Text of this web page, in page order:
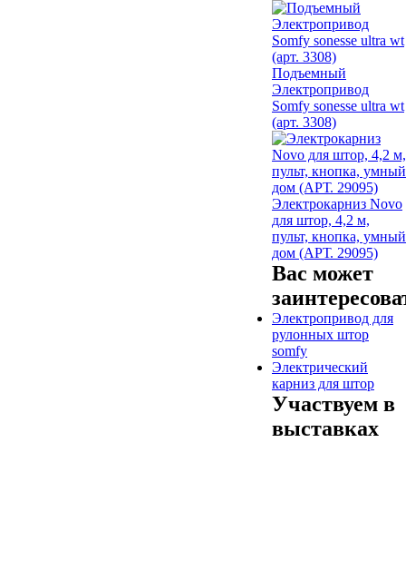
Подъемный
Электропривод
Somfy sonesse ultra wt
(арт. 3308)
Электрокарниз Novo
для штор, 4,2 м,
пульт, кнопка, умный
дом (АРТ. 29095)
Вас может
Электропривод для
рулонных штор
somfy
Электрический
карниз для штор
Участвуем в
выставках